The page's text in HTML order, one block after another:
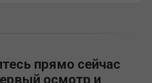
прямо сейчас
осмотр и